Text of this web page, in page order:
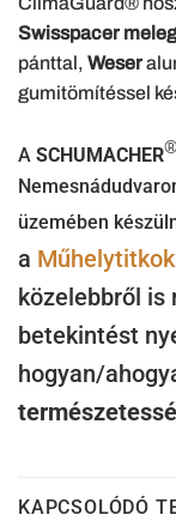
Swisspacer
pánttal, Weser
gumitömítéssel
A SCHUMACHER®
üzemében
a Műhelytitkok
közelebbről is
betekintést
hogyan/
KAPCSOLÓDÓ